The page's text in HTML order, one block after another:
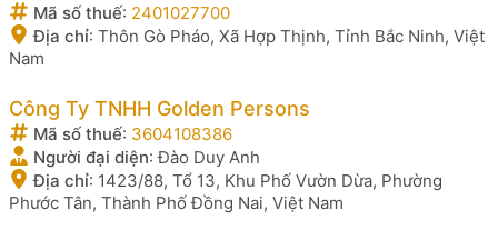
Mã số thuế: 2401027700
Địa chỉ: Thôn Gò Pháo, Xã Hợp Thịnh, Tỉnh Bắc Ninh, Việt
Nam
Công Ty TNHH Golden Persons
Mã số thuế: 3604108386
Người đại diện:Đào Duy Anh
Địa chỉ: 1423/88, Tổ 13, Khu Phố Vườn Dừa, Phường
Phước Tân, Thành Phố Đồng Nai, Việt Nam